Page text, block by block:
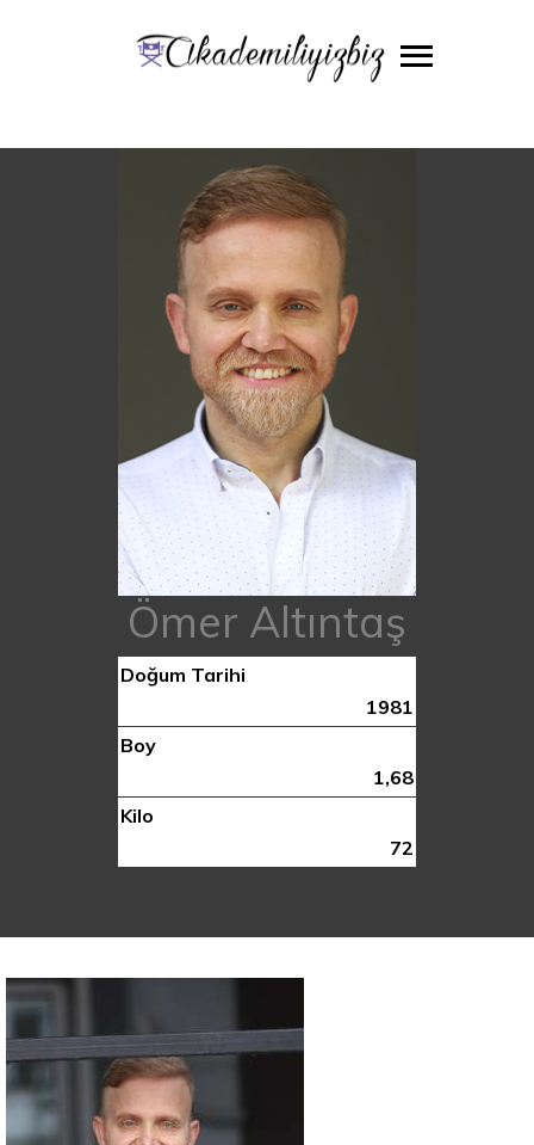
Ömer Altıntaş
Doğum Tarihi
1981
Boy
1,68
Kilo
72